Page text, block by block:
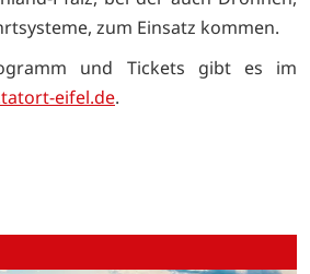
zum Einsatz kommen.
und Tickets gibt es im
eifel.de.